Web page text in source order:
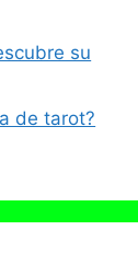
su
de tarot?